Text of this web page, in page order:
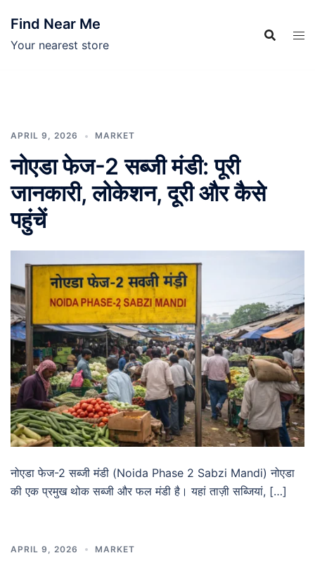
content
Find Near Me
Your nearest store
APRIL 9, 2026 MARKET
नोएडा फेज-2 सब्जी मंडी: पूरी
जानकारी, लोकेशन, दूरी और कैसे
पहुंचें
नोएडा फेज-2 सब्जी मंडी (Noida Phase 2 Sabzi Mandi) नोएडा
की एक प्रमुख थोक सब्जी और फल मंडी है। यहां ताज़ी सब्जियां, […]
APRIL 9, 2026 MARKET